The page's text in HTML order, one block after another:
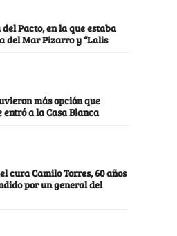
Pacto, en la que estaba
del Mar Pizarro y “Lalis
más opción que
a la Casa Blanca
cura Camilo Torres, 60 años
por un general del